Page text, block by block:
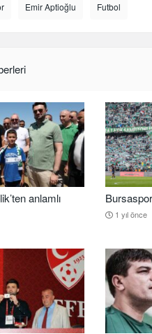
Emir Aptioğlu Futbol
anlamlı
Bursaspor
1 yıl önce